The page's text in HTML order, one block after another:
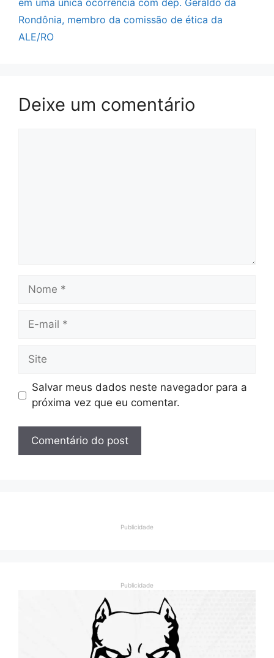
em uma única ocorrência com dep. Geraldo da
Rondônia, membro da comissão de ética da
ALE/RO
Deixe um comentário
Nome
Site
Salvar meus dados neste navegador para a
próxima vez que eu comentar.
Publicidade
Publicidade